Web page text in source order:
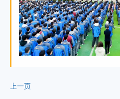
上一页